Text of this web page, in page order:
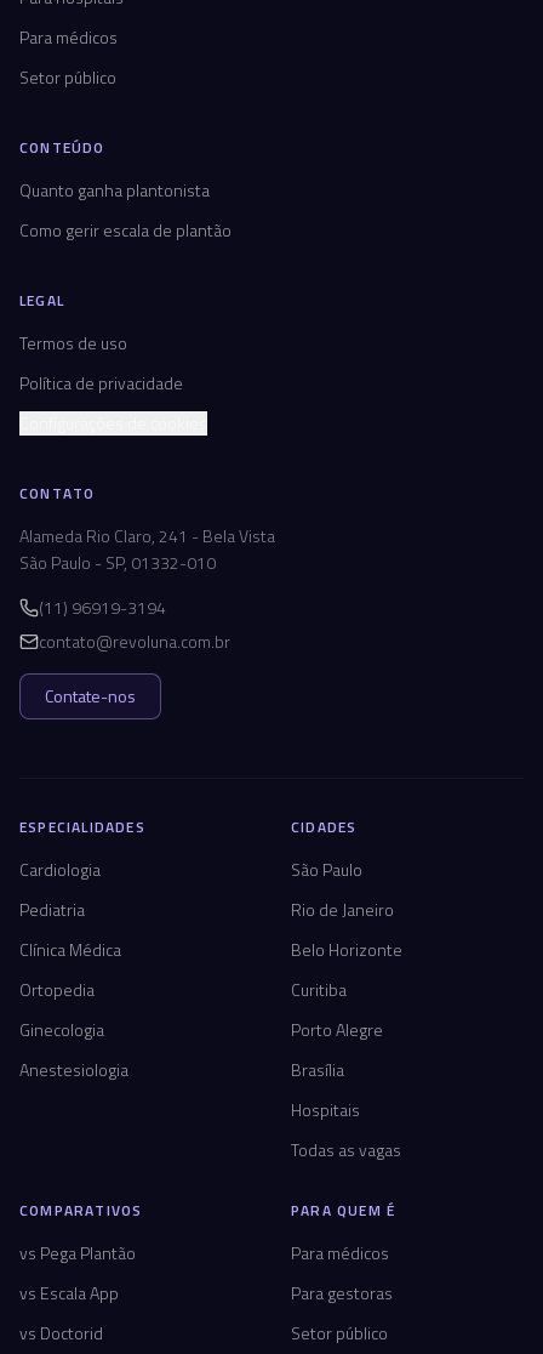
Para médicos
Setor público
CONTEÚDO
Quanto ganha plantonista
Como gerir escala de plantão
LEGAL
Termos de uso
Política de privacidade
CONTATO
Alameda Rio Claro, 241 - Bela Vista
São Paulo - SP, 01332-010
(11) 96919-3194
contato@revoluna.com.br
Contate-nos
ESPECIALIDADES
Cardiologia
Pediatria
Clínica Médica
Ortopedia
Ginecologia
Anestesiologia
CIDADES
São Paulo
Rio de Janeiro
Belo Horizonte
Curitiba
Porto Alegre
Brasília
Hospitais
Todas as vagas
COMPARATIVOS
vs Pega Plantão
vs Escala App
vs Doctorid
PARA QUEM É
Para médicos
Para gestoras
Setor público